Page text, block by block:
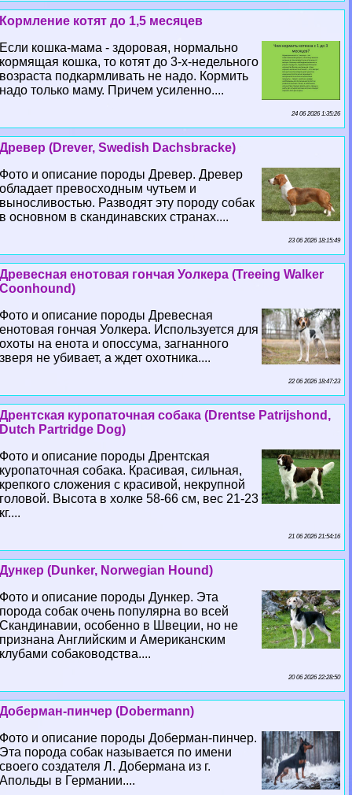
Кормление котят до 1,5 месяцев
Если кошка-мама - здоровая, нормально
кормящая кошка, то котят до 3-х-недельного
возраста подкармливать не надо. Кормить
надо только маму. Причем усиленно....
24 06 2026 1:35:26
Древер (Drever, Swedish Dachsbracke)
Фото и описание породы Древер. Древер
обладает превосходным чутьем и
выносливостью. Разводят эту породу собак
в основном в скандинавских странах....
23 06 2026 18:15:49
Древесная енотовая гончая Уолкера (Treeing Walker
Coonhound)
Фото и описание породы Древесная
енотовая гончая Уолкера. Используется для
охоты на енота и опоссума, загнанного
зверя не убивает, а ждет охотника....
22 06 2026 18:47:23
Дрентская куропаточная собака (Drentse Patrijshond,
Dutch Partridge Dog)
Фото и описание породы Дрентская
куропаточная собака. Красивая, сильная,
крепкого сложения с красивой, некрупной
головой. Высота в холке 58-66 см, вес 21-23
кг....
21 06 2026 21:54:16
Дункер (Dunker, Norwegian Hound)
Фото и описание породы Дункер. Эта
порода собак очень популярна во всей
Скандинавии, особенно в Швеции, но не
признана Английским и Американским
клубами собаководства....
20 06 2026 22:28:50
Доберман-пинчер (Dobermann)
Фото и описание породы Доберман-пинчер.
Эта порода собак называется по имени
своего создателя Л. Добермана из г.
Апольды в Германии....